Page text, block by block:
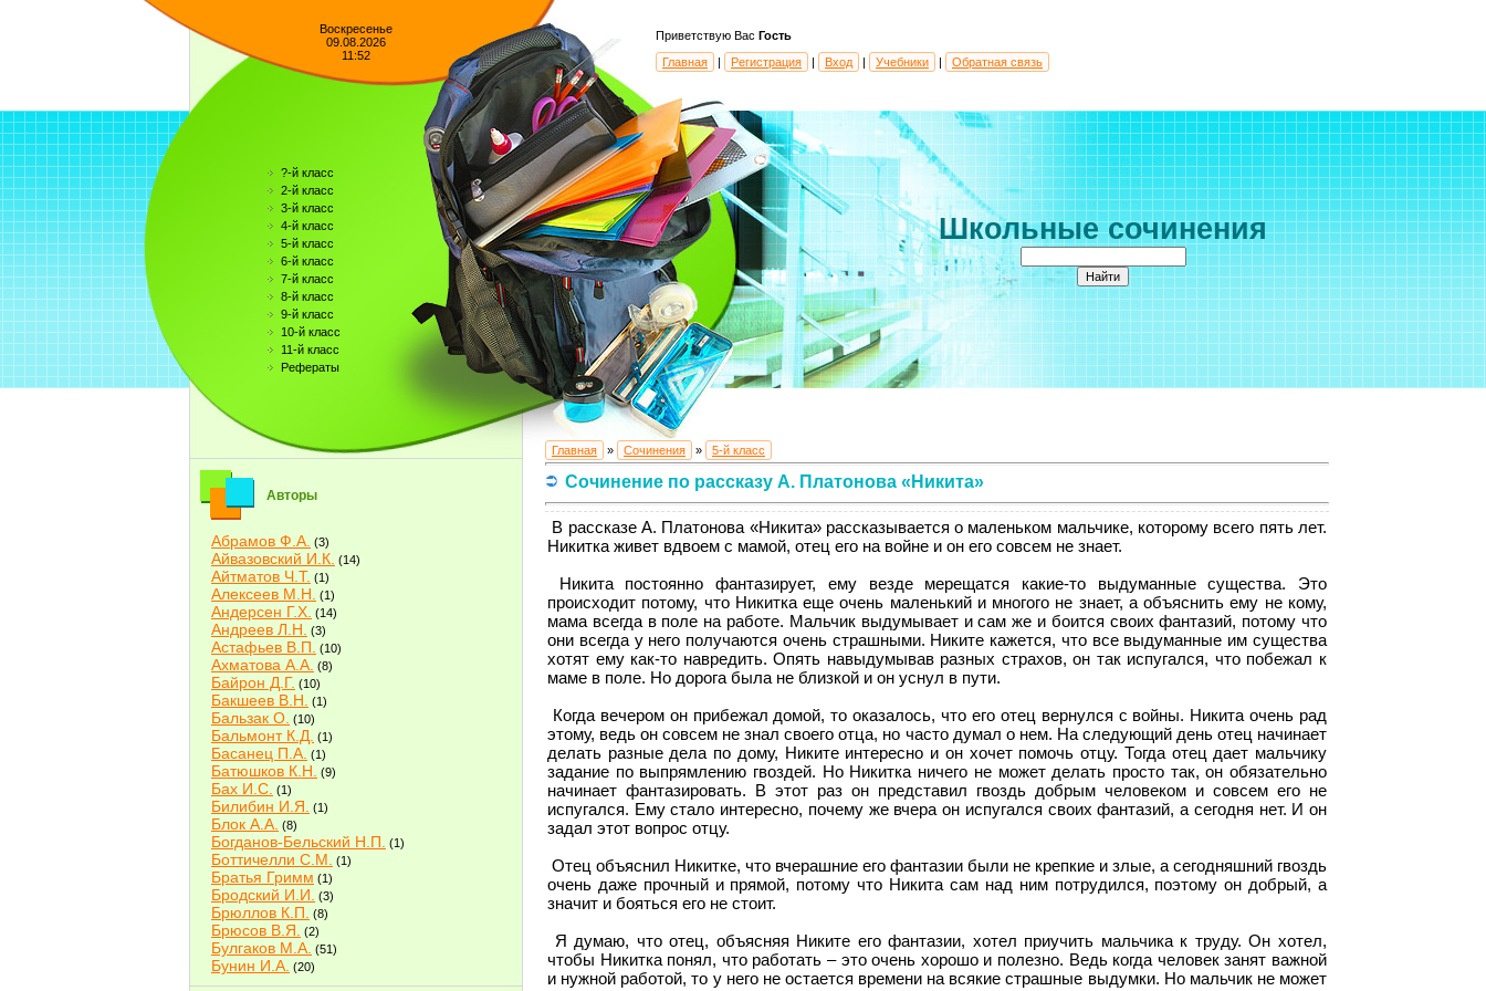
Воскресенье
09.08.2026
11:52
?-й класс
2-й класс
3-й класс
4-й класс
5-й класс
6-й класс
7-й класс
8-й класс
9-й класс
10-й класс
11-й класс
Рефераты
Авторы
Абрамов Ф.А. (3)
Айвазовский И.К. (14)
Айтматов Ч.Т. (1)
Алексеев М.Н. (1)
Андерсен Г.Х. (14)
Андреев Л.Н. (3)
Астафьев В.П. (10)
Ахматова А.А. (8)
Байрон Д.Г. (10)
Бакшеев В.Н. (1)
Бальзак О. (10)
Бальмонт К.Д. (1)
Басанец П.А. (1)
Батюшков К.Н. (9)
Бах И.С. (1)
Билибин И.Я. (1)
Блок А.А. (8)
Богданов-Бельский Н.П. (1)
Боттичелли С.М. (1)
Братья Гримм (1)
Бродский И.И. (3)
Брюллов К.П. (8)
Брюсов В.Я. (2)
Булгаков М.А. (51)
Бунин И.А. (20)
Быков В.В.(2)
Приветствую Вас Гость
Главная
| Регистрация | Вход | Учебники | Обратная связь
Школьные сочинения
Главная » Сочинения » 5-й класс
Сочинение по рассказу А. Платонова «Никита»
В рассказе А. Платонова «Никита» рассказывается о маленьком мальчике, которому всего пять лет.
Никитка живет вдвоем с мамой, отец его на войне и он его совсем не знает.
Никита постоянно фантазирует, ему везде мерещатся какие-то выдуманные существа. Это
происходит потому, что Никитка еще очень маленький и многого не знает, а объяснить ему не кому,
мама всегда в поле на работе. Мальчик выдумывает и сам же и боится своих фантазий, потому что
они всегда у него получаются очень страшными. Никите кажется, что все выдуманные им существа
хотят ему как-то навредить. Опять навыдумывав разных страхов, он так испугался, что побежал к
маме в поле. Но дорога была не близкой и он уснул в пути.
Когда вечером он прибежал домой, то оказалось, что его отец вернулся с войны. Никита очень рад
этому, ведь он совсем не знал своего отца, но часто думал о нем. На следующий день отец начинает
делать разные дела по дому, Никите интересно и он хочет помочь отцу. Тогда отец дает мальчику
задание по выпрямлению гвоздей. Но Никитка ничего не может делать просто так, он обязательно
начинает фантазировать. В этот раз он представил гвоздь добрым человеком и совсем его не
испугался. Ему стало интересно, почему же вчера он испугался своих фантазий, а сегодня нет. И он
задал этот вопрос отцу.
Отец объяснил Никитке, что вчерашние его фантазии были не крепкие и злые, а сегодняшний гвоздь
очень даже прочный и прямой, потому что Никита сам над ним потрудился, поэтому он добрый, а
значит и бояться его не стоит.
Я думаю, что отец, объясняя Никите его фантазии, хотел приучить мальчика к труду. Он хотел,
чтобы Никитка понял, что работать – это очень хорошо и полезно. Ведь когда человек занят важной
и нужной работой, то у него не остается времени на всякие страшные выдумки. Но мальчик не может